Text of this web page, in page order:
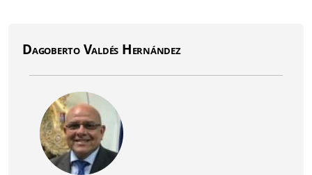
Dagoberto Valdés Hernández